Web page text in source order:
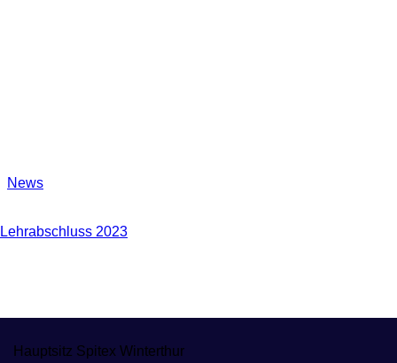
News
Lehrabschluss 2023
Hauptsitz Spitex Winterthur